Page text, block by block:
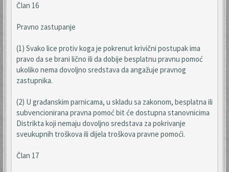
Član 16
Pravno zastupanje
(1) Svako lice protiv koga je pokrenut krivični postupak ima
pravo da se brani lično ili da dobije besplatnu pravnu pomoć
ukoliko nema dovoljno sredstava da angažuje pravnog
zastupnika.
(2) U građanskim parnicama, u skladu sa zakonom, besplatna ili
subvencionirana pravna pomoć bit će dostupna stanovnicima
Distrikta koji nemaju dovoljno sredstava za pokrivanje
sveukupnih troškova ili dijela troškova pravne pomoći.
Član 17